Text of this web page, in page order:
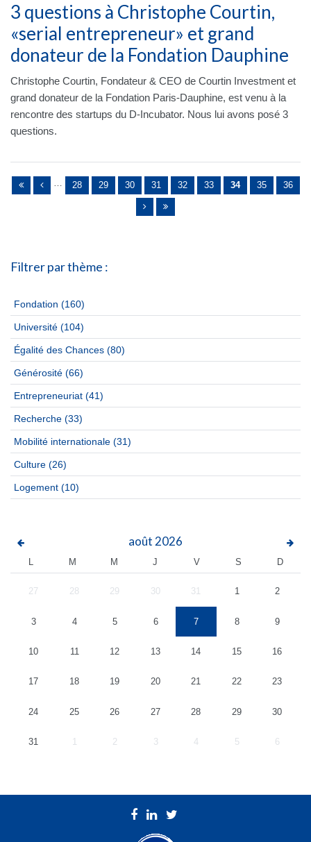
3 questions à Christophe Courtin,
«serial entrepreneur» et grand
donateur de la Fondation Dauphine
Christophe Courtin, Fondateur & CEO de Courtin Investment et
grand donateur de la Fondation Paris-Dauphine, est venu à la
rencontre des startups du D-Incubator. Nous lui avons posé 3
questions.
Pages … 28 29 30 31 32 33 34 35 36
Filtrer par thème :
Fondation (160)
Université (104)
Égalité des Chances (80)
Générosité (66)
Entrepreneuriat (41)
Recherche (33)
Mobilité internationale (31)
Culture (26)
Logement (10)
août 2026
L M M J V S D
27 28 29 30 31 1 2
3 4 5 6 7 8 9
10 11 12 13 14 15 16
17 18 19 20 21 22 23
24 25 26 27 28 29 30
31 1 2 3 4 5 6